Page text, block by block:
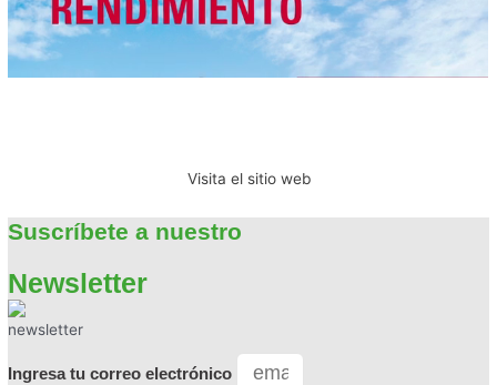
Visita el sitio web
Suscríbete a nuestro
Newsletter
Ingresa tu correo electrónico